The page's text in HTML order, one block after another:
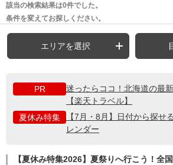
該当の検索結果は0件でした。
条件を変えてお探しください。
エリアを選択
PR
迷ったらココ！北海道の最
【楽天トラベル】
夏休み特集
【7月・8月】日付から探せ
レンダー
【夏休み特集2026】夏祭りへ行こう！全